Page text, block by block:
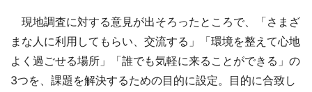
現地調査に対する意見が出そろったところで、「さまざ
まな人に利用してもらい、交流する」「環境を整えて心地
よく過ごせる場所」「誰でも気軽に来ることができる」の
3つを、課題を解決するための目的に設定。目的に合致し